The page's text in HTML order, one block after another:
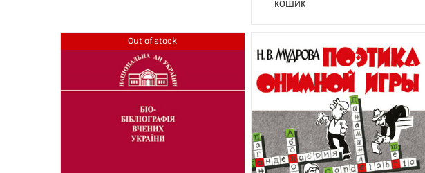
кошик
Out of stock